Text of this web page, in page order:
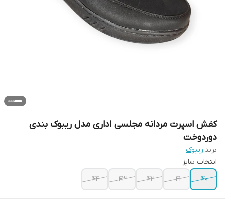
کفش اسپرت مردانه مجلسی اداری مدل ریبوک بندی
دوردوخت
برند:ریبوک
انتخاب سایز
۴۰
۴۱ ۴۲ ۴۳ ۴۴